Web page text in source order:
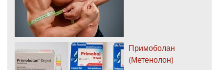
Примоболан
(Метенолон)